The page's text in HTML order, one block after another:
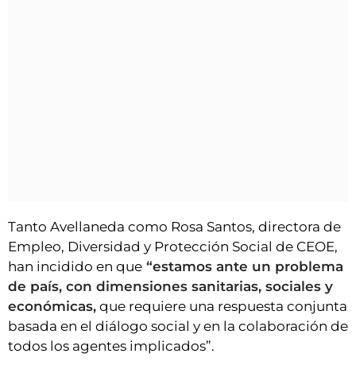
Tanto Avellaneda como Rosa Santos, directora de
Empleo, Diversidad y Protección Social de CEOE,
han incidido en que “estamos ante un problema
de país, con dimensiones sanitarias, sociales y
económicas, que requiere una respuesta conjunta
basada en el diálogo social y en la colaboración de
todos los agentes implicados”.